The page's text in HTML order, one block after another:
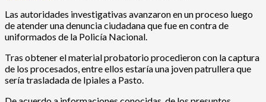
Las autoridades investigativas avanzaron en un proceso luego
de atender una denuncia ciudadana que fue en contra de
uniformados de la Policía Nacional.
Tras obtener el material probatorio procedieron con la captura
de los procesados, entre ellos estaría una joven patrullera que
sería trasladada de Ipiales a Pasto.